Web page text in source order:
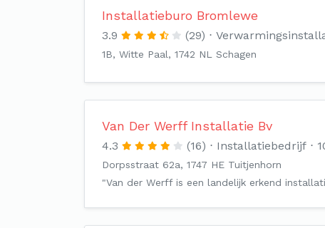
Installatieburo Bromlewe
3.9 (29)
1B, Witte Paal, 1742 NL Schagen
Van Der Werff Installatie Bv
4.3 (16) Installatiebedrijf
Dorpsstraat 62a, 1747 HE Tuitjenhorn
"Van der Werff is een landelijk erkend